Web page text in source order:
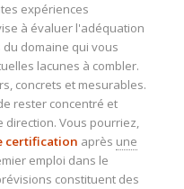
expériences
à évaluer l'adéquation
domaine qui vous
lacunes à combler.
concrets et mesurables.
rester concentré et
Vous pourriez,
certification après une
emploi dans le
constituent des